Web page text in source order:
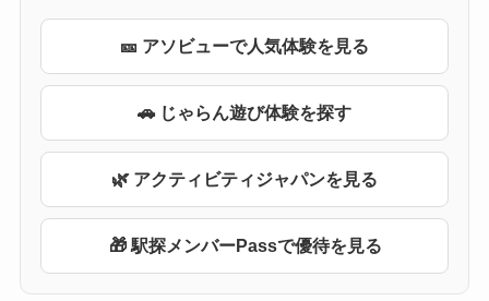
🎫 アソビューで人気体験を見る
🚗 じゃらん遊び体験を探す
🌿 アクティビティジャパンを見る
🎁 駅探メンバーPassで優待を見る